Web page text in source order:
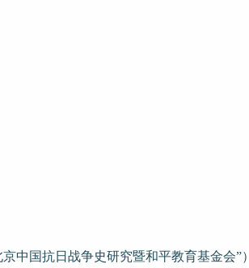
中国抗日战争史研究暨和平教育基金会”）